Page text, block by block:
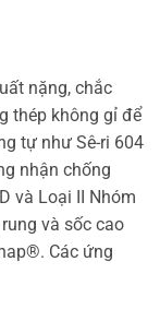
nặng, chắc
thép không gỉ để
tự như Sê-ri 604
nhận chống
và Loại II Nhóm
và sốc cao
Các ứng